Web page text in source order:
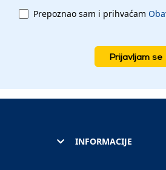
Prepoznao sam i prihvaćam
Prijavljam se
INFORMACIJE